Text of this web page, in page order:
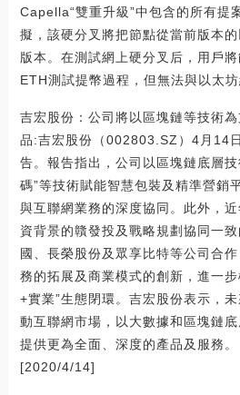
Capella“雙重升級”中包含的所有提
擬，該硬分叉將把節點從當前版本
版本。在測試網上硬分叉后，用戶
ETH測試提幣過程，但無法與以太坊
吉宏股份：公司將以區塊鏈等技術
品:吉宏股份（002803.SZ）4月14
告。報告指出，公司以區塊鏈底層
碼”等技術賦能智慧包裝及精準營銷
與互聯網業務的深度協同。此外，
資背景的贛發投及戰略規劃協同一
國、長榮股份及眾享比特等公司合
務的拓展及商業模式的創新，進一
+實業”生態閉環。吉宏股份表示，
動互聯網市場，以大數據和區塊鏈
提供更為全面、深度的產品及服務。
[2020/4/14]